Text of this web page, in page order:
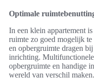
Optimale
In een klein appartement
ruimte zo goed mogelijk te
en opbergruimte dragen
inrichting. Multifunctionele
opbergruimte en handige
wereld van verschil maken.